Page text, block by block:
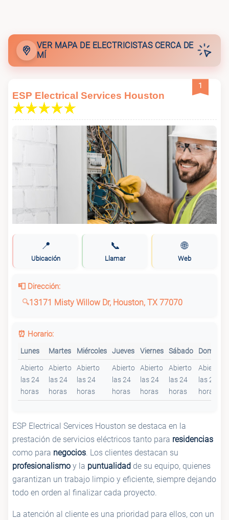
💡 Lumens Electric LLC
💡 A1 Plus Electrical, Plumbing and Air
Mister Sparky Electrician Houston
Smart Choice Electrical
💡 Definite Electric, LLC
💡 Paul Richard Electric
VER MAPA DE ELECTRICISTAS CERCA DE
MÍ
1
ESP Electrical Services Houston
📍
Ubicación
📞
Llamar
🌐
Web
📮 Dirección:
13171 Misty Willow Dr, Houston, TX 77070
⏰ Horario:
Lunes Martes Miércoles Jueves Viernes Sábado Domingo
Abierto
las 24
horas
Abierto
las 24
horas
Abierto
las 24
horas
Abierto
las 24
horas
Abierto
las 24
horas
Abierto
las 24
horas
Abierto
las 24
horas
ESP Electrical Services Houston se destaca en la
prestación de servicios eléctricos tanto para residencias
como para negocios. Los clientes destacan su
profesionalismo y la puntualidad de su equipo, quienes
garantizan un trabajo limpio y eficiente, siempre dejando
todo en orden al finalizar cada proyecto.
La atención al cliente es una prioridad para ellos, con un